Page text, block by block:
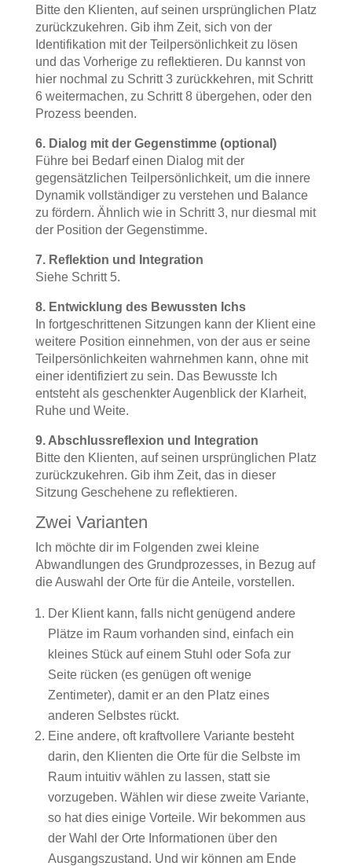
Bitte den Klienten, auf seinen ursprünglichen Platz
zurückzukehren. Gib ihm Zeit, sich von der
Identifikation mit der Teilpersönlichkeit zu lösen
und das Vorherige zu reflektieren. Du kannst von
hier nochmal zu Schritt 3 zurückkehren, mit Schritt
6 weitermachen, zu Schritt 8 übergehen, oder den
Prozess beenden.
6. Dialog mit der Gegenstimme (optional)
Führe bei Bedarf einen Dialog mit der
gegensätzlichen Teilpersönlichkeit, um die innere
Dynamik vollständiger zu verstehen und Balance
zu fördern. Ähnlich wie in Schritt 3, nur diesmal mit
der Position der Gegenstimme.
7. Reflektion und Integration
Siehe Schritt 5.
8. Entwicklung des Bewussten Ichs
In fortgeschrittenen Sitzungen kann der Klient eine
weitere Position einnehmen, von der aus er seine
Teilpersönlichkeiten wahrnehmen kann, ohne mit
einer identifiziert zu sein. Das Bewusste Ich
entsteht als geschenkter Augenblick der Klarheit,
Ruhe und Weite.
9. Abschlussreflexion und Integration
Bitte den Klienten, auf seinen ursprünglichen Platz
zurückzukehren. Gib ihm Zeit, das in dieser
Sitzung Geschehene zu reflektieren.
Zwei Varianten
Ich möchte dir im Folgenden zwei kleine
Abwandlungen des Grundprozesses, in Bezug auf
die Auswahl der Orte für die Anteile, vorstellen.
Der Klient kann, falls nicht genügend andere
Plätze im Raum vorhanden sind, einfach ein
kleines Stück auf einem Stuhl oder Sofa zur
Seite rücken (es genügen oft wenige
Zentimeter), damit er an den Platz eines
anderen Selbstes rückt.
Eine andere, oft kraftvollere Variante besteht
darin, den Klienten die Orte für die Selbste im
Raum intuitiv wählen zu lassen, statt sie
vorzugeben. Wählen wir diese zweite Variante,
so hat dies einige Vorteile. Wir bekommen aus
der Wahl der Orte Informationen über den
Ausgangszustand. Und wir können am Ende